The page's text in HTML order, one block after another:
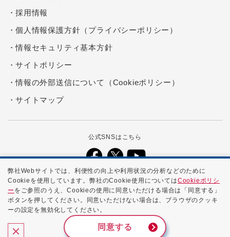
採用情報
個人情報保護方針（プライバシーポリシー）
情報セキュリティ基本方針
サイトポリシー
情報の外部送信について（Cookieポリシー）
サイトマップ
公式SNSはこちら
本ホームページに記載する会社名、商品名、ブランド名などは、各社の
商号、登録商標、または商標です。
Copyright ©2026 NTTPC Communications, Inc. All Rights
弊社Webサイトでは、利便性の向上や利用状況の分析などのために
Cookieを使用しています。弊社のCookie使用についてはCookieポリシ
ー をご参照のうえ、Cookieの使用に同意いただける場合は「同意する」
ボタンを押してください。同意いただけない場合は、ブラウザのクッキ
ーの設定を無効化してください。
同意する